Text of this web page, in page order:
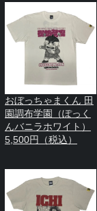
おぼっちゃまくん 田
園調布学園（ぽっく
んバニラホワイト）
5,500円（税込）